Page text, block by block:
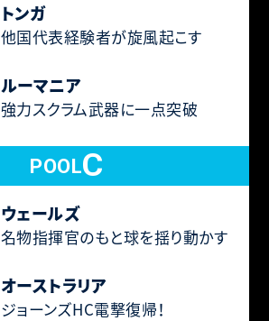
トンガ
他国代表経験者が旋風起こす
ルーマニア
強力スクラム武器に一点突破
POOLC
ウェールズ
名物指揮官のもと球を揺り動かす
オーストラリア
ジョーンズHC電撃復帰！